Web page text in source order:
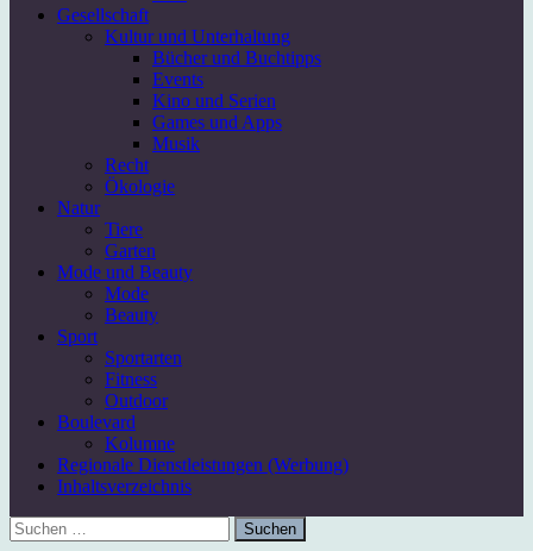
Gesellschaft
Kultur und Unterhaltung
Bücher und Buchtipps
Events
Kino und Serien
Games und Apps
Musik
Recht
Ökologie
Natur
Tiere
Garten
Mode und Beauty
Mode
Beauty
Sport
Sportarten
Fitness
Outdoor
Boulevard
Kolumne
Regionale Dienstleistungen (Werbung)
Inhaltsverzeichnis
Suchen
nach: